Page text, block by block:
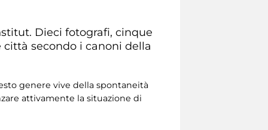
Dieci fotografi, cinque
secondo i canoni della
genere vive della spontaneità
attivamente la situazione di